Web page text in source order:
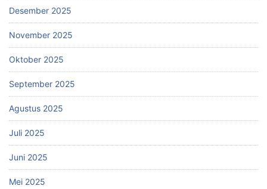
Desember 2025
November 2025
Oktober 2025
September 2025
Agustus 2025
Juli 2025
Juni 2025
Mei 2025